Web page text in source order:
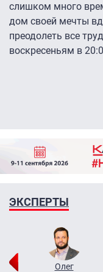
слишком много
дом своей мечты
преодолеть все
воскресеньям в
ЭКСПЕРТЫ
Олег